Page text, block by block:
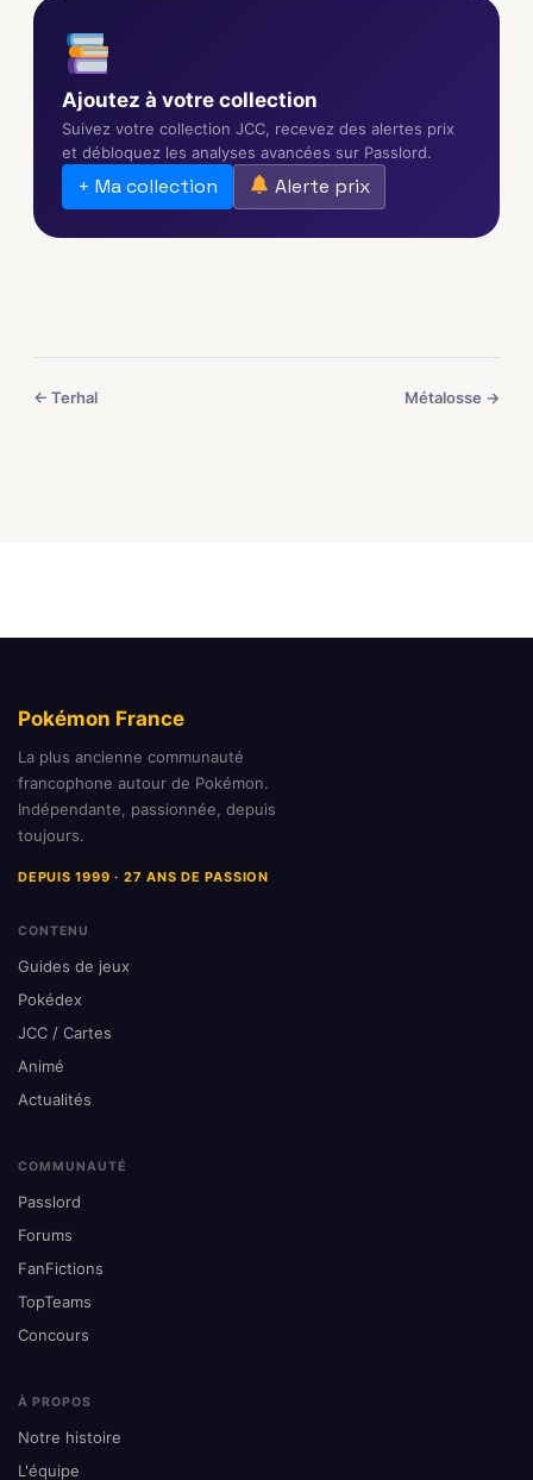
Ajoutez à votre collection
Suivez votre collection JCC, recevez des alertes prix
et débloquez les analyses avancées sur Passlord.
+ Ma collection Alerte prix
← Terhal Métalosse →
Pokémon France
La plus ancienne communauté
francophone autour de Pokémon.
Indépendante, passionnée, depuis
toujours.
DEPUIS 1999 · 27 ANS DE PASSION
CONTENU
Guides de jeux
Pokédex
JCC / Cartes
Animé
Actualités
COMMUNAUTÉ
Passlord
Forums
FanFictions
TopTeams
Concours
À PROPOS
Notre histoire
L'équipe